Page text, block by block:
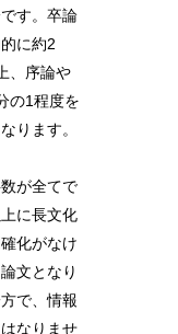
す。卒論
に約2
、序論や
の1程度を
ります。
が全てで
に長文化
化がなけ
文となり
で、情報
なりませ